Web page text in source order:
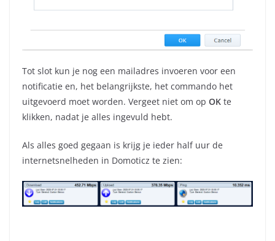
Tot slot kun je nog een mailadres invoeren voor een
notificatie en, het belangrijkste, het commando het
uitgevoerd moet worden. Vergeet niet om op OK te
klikken, nadat je alles ingevuld hebt.
Als alles goed gegaan is krijg je ieder half uur de
internetsnelheden in Domoticz te zien: